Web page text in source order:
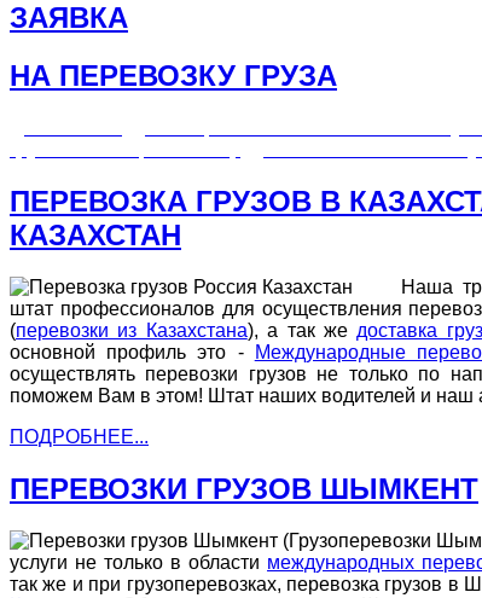
ЗАЯВКА
НА ПЕРЕВОЗКУ ГРУЗА
ПЕРЕВОЗКА ГРУЗОВ В
КАЗАХСТАН
Наша
штат профессионалов для осуществления
(перевозки из Казахстана), а так же доставка
основной профиль это -
Международные
осуществлять перевозки грузов не только по
поможем Вам в этом! Штат наших водителей и наш
ПОДРОБНЕЕ...
ПЕРЕВОЗКИ ГРУЗОВ ШЫМКЕНТ
услуги не только в области международных
так же и при грузоперевозках, перевозка грузов в